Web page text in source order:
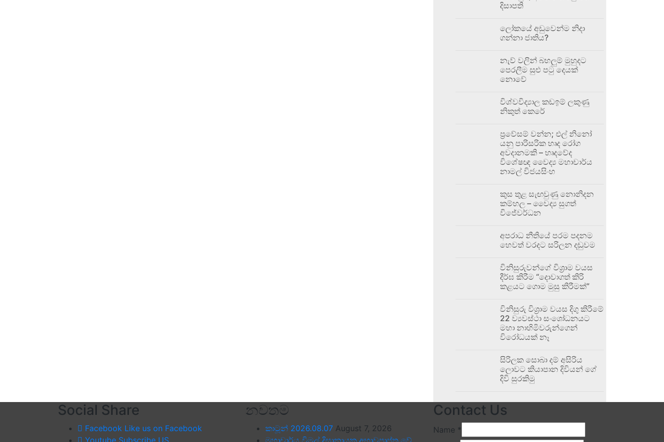
දිසාපති
ලෝකයේ අඩුවෙන්ම නිදා
ගන්නා ජාතිය?
නැව් වලින් බහලුම් මුහුදට
පෙරලීම සුළු පටු දෙයක්
නොවේ
විශ්වවිද්‍යාල කඩඉම් ලකුණු
නිකුත් කෙරේ
ප්‍රවේසම් වන්න; එල් නිනෝ
යනු පාරිසරික හෘද රෝග
අවදානමකි – හෘදවේද
විශේෂඥ වෛද්‍ය මහාචාර්ය
නාමල් විජයසිංහ
කුස තුළ සැඟවුණු නොනිදන
කම්හල – වෛද්‍ය සුගත්
විජේවර්ධන
අපරාධ නීතියේ පරම පදනම
හෙවත් වරදට සරිලන දඬුවම
විනිසුරුවන්ගේ විශ්‍රාම වයස
දීර්ඝ කිරීම “දොවාගත් කිරි
කළයට ගොම මුසු කිරීමක්”
විනිසුරු විශ්‍රාම වයස දිගු කිරීමේ
22 ව්‍යවස්ථා සංශෝධනයට
මහා නාහිමිවරුන්ගෙන්
විරෝධයක් නෑ
සිරිලක සොබා දම් අසිරිය
ලොවට කියාපාන දිවියන් ගේ
දිවි සුරකිමු
Social Share
Facebook Like us on Facebook
Youtube Subscribe US
නවතම
කාටූන් 2026.08.07 August 7, 2026
මහාචාර්ය විමල් දිසානායක අභාවප්‍රාප්ත වේ
Contact Us
Name *